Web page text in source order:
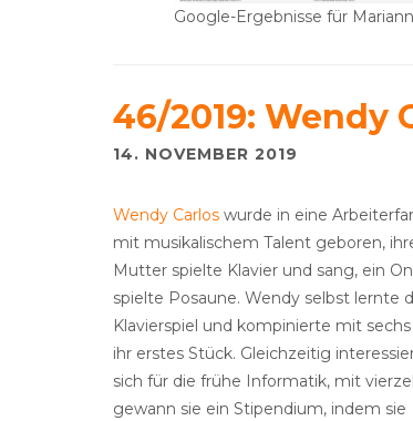
Google-Ergebnisse für
46/2019: Wendy
14. NOVEMBER 2019
Wendy Carlos wurde in eine
mit musikalischem Talent geboren,
Mutter spielte Klavier und sang, ein
spielte Posaune. Wendy selbst lernte
Klavierspiel und kompinierte mit
ihr erstes Stück. Gleichzeitig
sich für die frühe Informatik, mit
gewann sie ein Stipendium, indem sie